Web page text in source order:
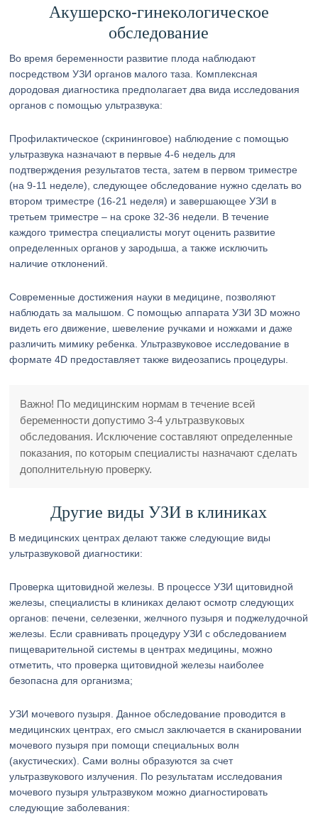
Акушерско-гинекологическое
обследование
Во время беременности развитие плода наблюдают
посредством УЗИ органов малого таза. Комплексная
дородовая диагностика предполагает два вида исследования
органов с помощью ультразвука:
Профилактическое (скрининговое) наблюдение с помощью
ультразвука назначают в первые 4-6 недель для
подтверждения результатов теста, затем в первом триместре
(на 9-11 неделе), следующее обследование нужно сделать во
втором триместре (16-21 неделя) и завершающее УЗИ в
третьем триместре – на сроке 32-36 недели. В течение
каждого триместра специалисты могут оценить развитие
определенных органов у зародыша, а также исключить
наличие отклонений.
Современные достижения науки в медицине, позволяют
наблюдать за малышом. С помощью аппарата УЗИ 3D можно
видеть его движение, шевеление ручками и ножками и даже
различить мимику ребенка. Ультразвуковое исследование в
формате 4D предоставляет также видеозапись процедуры.
Важно! По медицинским нормам в течение всей
беременности допустимо 3-4 ультразвуковых
обследования. Исключение составляют определенные
показания, по которым специалисты назначают сделать
дополнительную проверку.
Другие виды УЗИ в клиниках
В медицинских центрах делают также следующие виды
ультразвуковой диагностики:
Проверка щитовидной железы. В процессе УЗИ щитовидной
железы, специалисты в клиниках делают осмотр следующих
органов: печени, селезенки, желчного пузыря и поджелудочной
железы. Если сравнивать процедуру УЗИ с обследованием
пищеварительной системы в центрах медицины, можно
отметить, что проверка щитовидной железы наиболее
безопасна для организма;
УЗИ мочевого пузыря. Данное обследование проводится в
медицинских центрах, его смысл заключается в сканировании
мочевого пузыря при помощи специальных волн
(акустических). Сами волны образуются за счет
ультразвукового излучения. По результатам исследования
мочевого пузыря ультразвуком можно диагностировать
следующие заболевания: